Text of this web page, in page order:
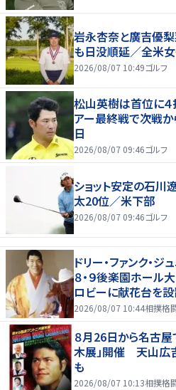
岩永杏奈と廣吉優
も日没順延／全米
2026/08/07 10:49ゴルフ
松山英樹は首位に４
アー最終戦で次戦
日
2026/08/07 09:46ゴルフ
ショット安定の石
太20位／米下部
2026/08/07 09:46ゴルフ
ドリー・ファンク・ジ
８・９後楽園ホー
ロビーに献花台を
2026/08/07 10:44相撲格
８月26日から名古屋
木展」開催 天山広
も
2026/08/07 10:13相撲格